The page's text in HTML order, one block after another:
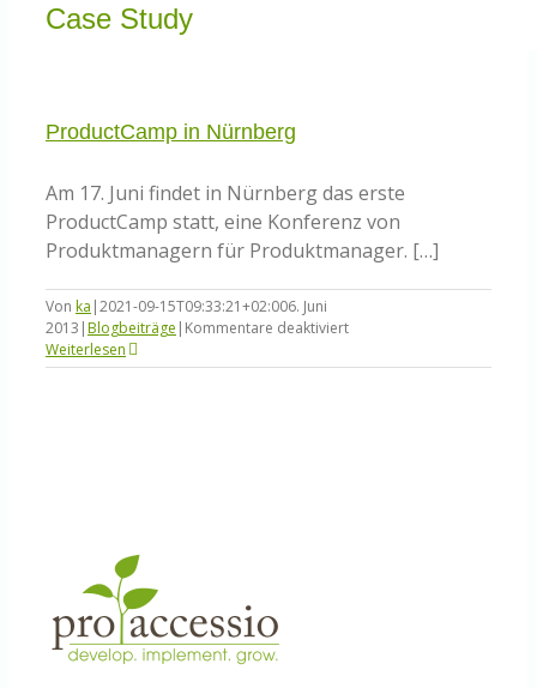
Knowledge Centered Service
Shop
Case Study
ProductCamp in Nürnberg
Am 17. Juni findet in Nürnberg das erste
ProductCamp statt, eine Konferenz von
Produktmanagern für Produktmanager. […]
Von ka |2021-09-15T09:33:21+02:006. Juni
2013 |Blogbeiträge | Kommentare deaktiviertfür
in
Weiterlesen